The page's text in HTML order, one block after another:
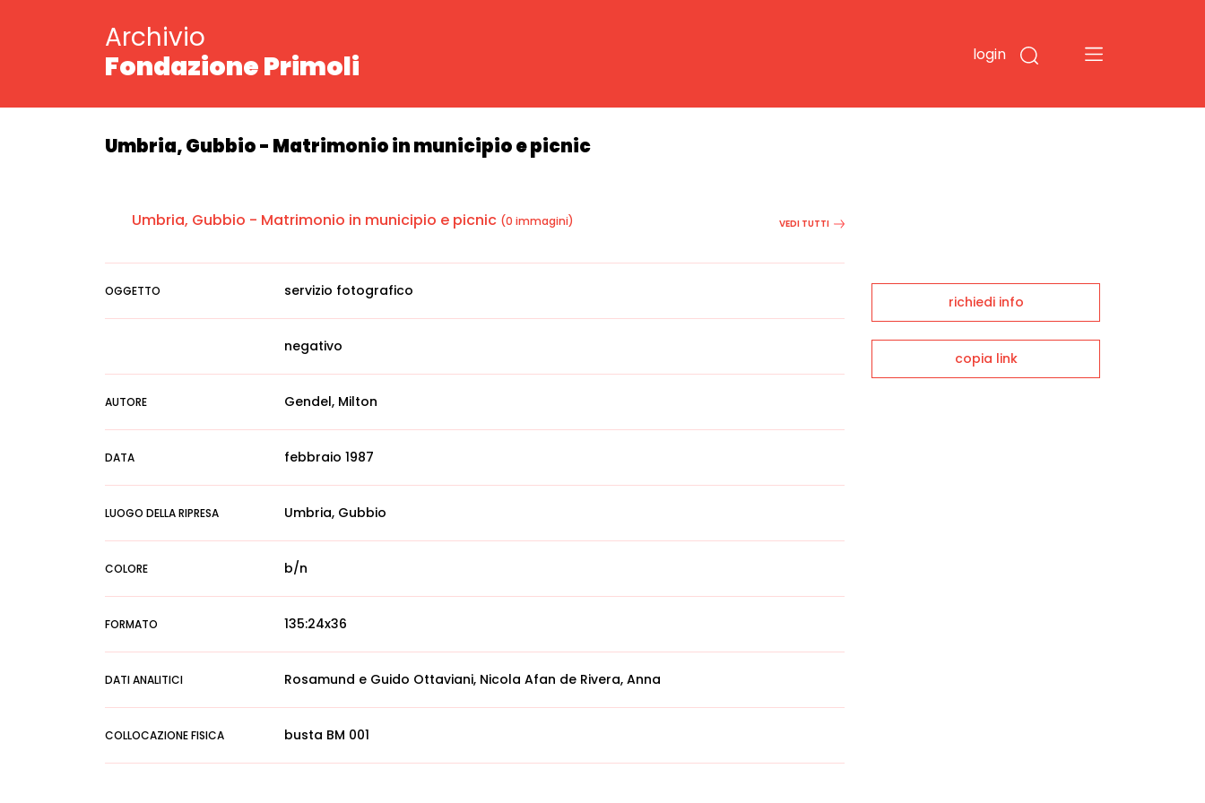
Archivio
Fondazione Primoli
login
Umbria, Gubbio - Matrimonio in municipio e picnic
Umbria, Gubbio - Matrimonio in municipio e picnic (0 immagini) VEDI TUTTI
OGGETTO servizio fotografico
negativo
AUTORE Gendel, Milton
DATA febbraio 1987
LUOGO DELLA RIPRESA Umbria, Gubbio
COLORE b/n
FORMATO 135:24x36
DATI ANALITICI Rosamund e Guido Ottaviani, Nicola Afan de Rivera, Anna
COLLOCAZIONE FISICA busta BM 001
richiedi info
copia link